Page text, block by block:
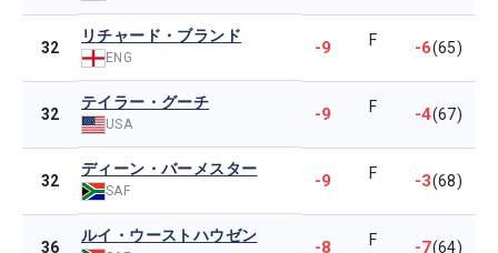
32
リチャード・ブランド
ENG -9 F -6(65)
32
テイラー・グーチ
USA -9 F -4(67)
32
ディーン・バーメスター
SAF -9 F -3(68)
36
ルイ・ウーストハウゼン
-8 F -7(64)